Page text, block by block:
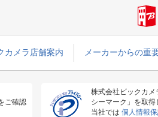
カメラ店舗案内 メーカーからの重
ご確認
株式会社ビックカメ
シーマーク」を取得
当社では 個人情報